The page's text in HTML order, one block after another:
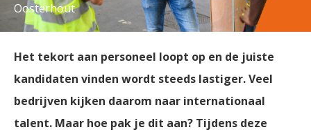
Oosterhout
Het tekort aan personeel loopt op en de juiste
kandidaten vinden wordt steeds lastiger. Veel
bedrijven kijken daarom naar internationaal
talent. Maar hoe pak je dit aan? Tijdens deze